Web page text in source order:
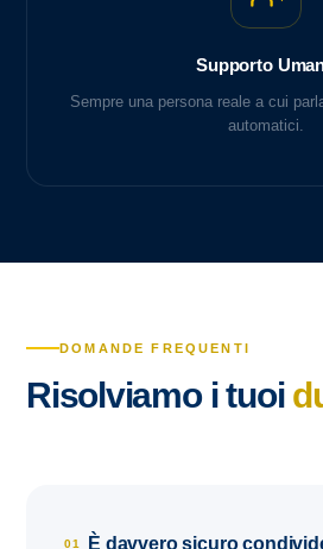
Supporto
Sempre una persona reale a cui
automatici.
DOMANDE FREQUENTI
Risolviamo i tuoi
01 È davvero sicuro